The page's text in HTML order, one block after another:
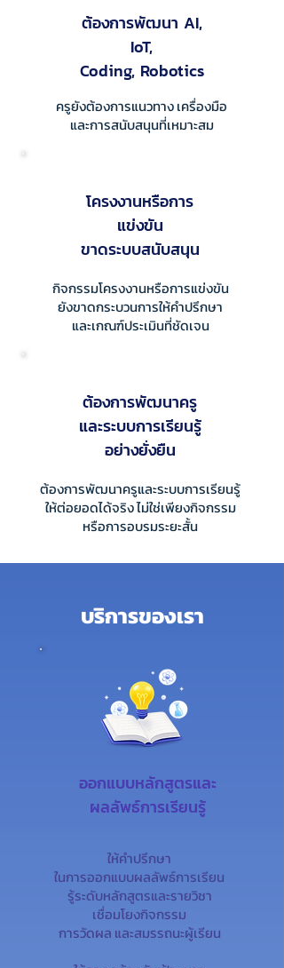
ต้องการพัฒนา AI,
IoT,
Coding, Robotics
ครูยังต้องการแนวทาง เครื่องมือ
และการสนับสนุนที่เหมาะสม
โครงงานหรือการ
แข่งขัน
ขาดระบบสนับสนุน
กิจกรรมโครงงานหรือการแข่งขัน
ยังขาดกระบวนการให้คำปรึกษา
และเกณฑ์ประเมินที่ชัดเจน
ต้องการพัฒนาครู
และระบบการเรียนรู้
อย่างยั่งยืน
ต้องการพัฒนาครูและระบบการเรียนรู้
ให้ต่อยอดได้จริง ไม่ใช่เพียงกิจกรรม
หรือการอบรมระยะสั้น
บริการของเรา
ออกแบบหลักสูตรและ
ผลลัพธ์การเรียนรู้
ให้คำปรึกษา
ในการออกแบบผลลัพธ์การเรียน
รู้ระดับหลักสูตรและรายวิชา
เชื่อมโยงกิจกรรม
การวัดผล และสมรรถนะผู้เรียน